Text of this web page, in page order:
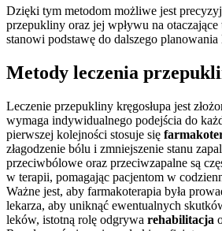
Dzięki tym metodom możliwe jest
przepukliny oraz jej wpływu na
stanowi podstawę do dalszego planowania
Metody leczenia
Leczenie przepukliny kręgosłupa jest
wymaga indywidualnego podejścia do
pierwszej kolejności stosuje się
złagodzenie bólu i zmniejszenie stanu
przeciwbólowe oraz przeciwzapalne są
w terapii, pomagając pacjentom w
Ważne jest, aby farmakoterapia była
lekarza, aby uniknąć ewentualnych
leków, istotną rolę odgrywa rehabilitacja